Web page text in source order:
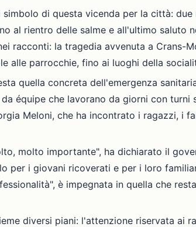
di questa vicenda per la città:
al rientro delle salme e all'ultimo saluto
racconti: la tragedia avvenuta a Crans-
alle parrocchie, fino ai luoghi della
quella concreta dell'emergenza
équipe che lavorano da giorni con
Meloni, che ha incontrato i ragazzi, i
molto importante", ha dichiarato il
per i giovani ricoverati e per i loro
è impegnata in quella che
diversi piani: l'attenzione riservata ai